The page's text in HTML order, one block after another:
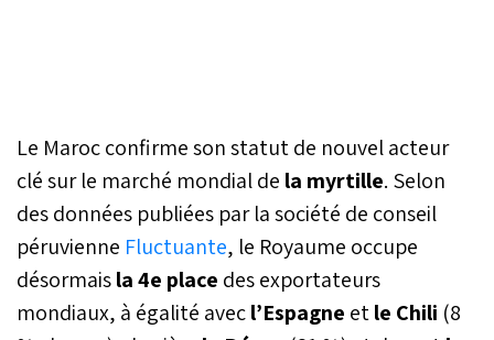
Le Maroc confirme son statut de nouvel acteur
clé sur le marché mondial de la myrtille. Selon
des données publiées par la société de conseil
péruvienne Fluctuante, le Royaume occupe
désormaisla 4e place des exportateurs
mondiaux, à égalité avecl’Espagne etle Chili (8